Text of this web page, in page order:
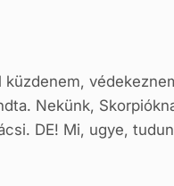
Nekünk,
DE! Mi, ugye,